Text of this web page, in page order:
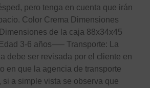
pero tenga en cuenta que irán
Color Crema Dimensiones
de la caja 88x34x45
3-6 años—– Transporte: La
debe ser revisada por el cliente en
en que la agencia de transporte
si a simple vista se observa que